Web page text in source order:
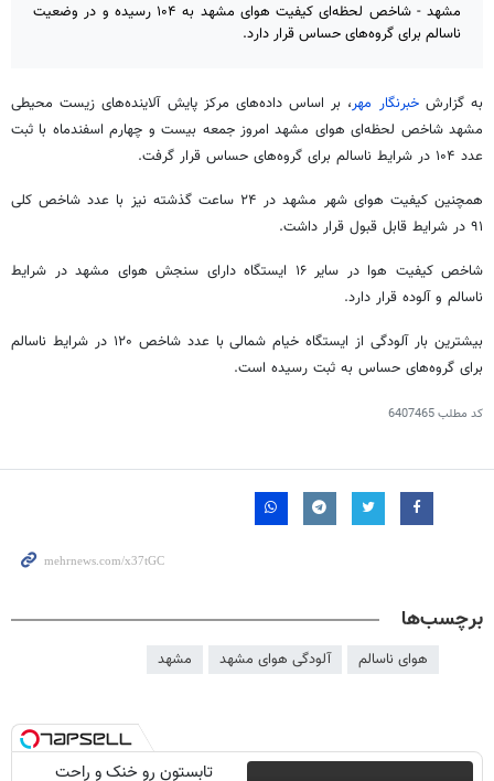
مشهد - شاخص لحظه‌ای کیفیت هوای مشهد به ۱۰۴ رسیده و در وضعیت
ناسالم برای گروه‌های حساس قرار دارد.
به گزارش خبرنگار مهر، بر اساس داده‌های مرکز پایش آلاینده‌های زیست محیطی
مشهد شاخص لحظه‌ای هوای مشهد امروز جمعه بیست و چهارم اسفندماه با ثبت
عدد ۱۰۴ در شرایط ناسالم برای گروه‌های حساس قرار گرفت.
همچنین کیفیت هوای شهر مشهد در ۲۴ ساعت گذشته نیز با عدد شاخص کلی
۹۱ در شرایط قابل قبول قرار داشت.
شاخص کیفیت هوا در سایر ۱۶ ایستگاه دارای سنجش هوای مشهد در شرایط
ناسالم و آلوده قرار دارد.
بیشترین بار آلودگی از ایستگاه خیام شمالی با عدد شاخص ۱۲۰ در شرایط ناسالم
برای گروه‌های حساس به ثبت رسیده است.
کد مطلب6407465
برچسب‌ها
هوای ناسالم آلودگی هوای مشهد مشهد
تابستون رو خنک و راحت